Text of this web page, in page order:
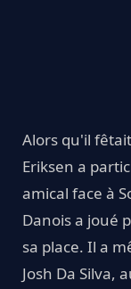
Alors qu'il
Eriksen a
amical face à
Danois a joué
sa place. Il a
Josh Da Silva,